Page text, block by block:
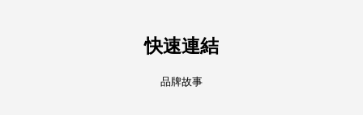
快速連結
品牌故事